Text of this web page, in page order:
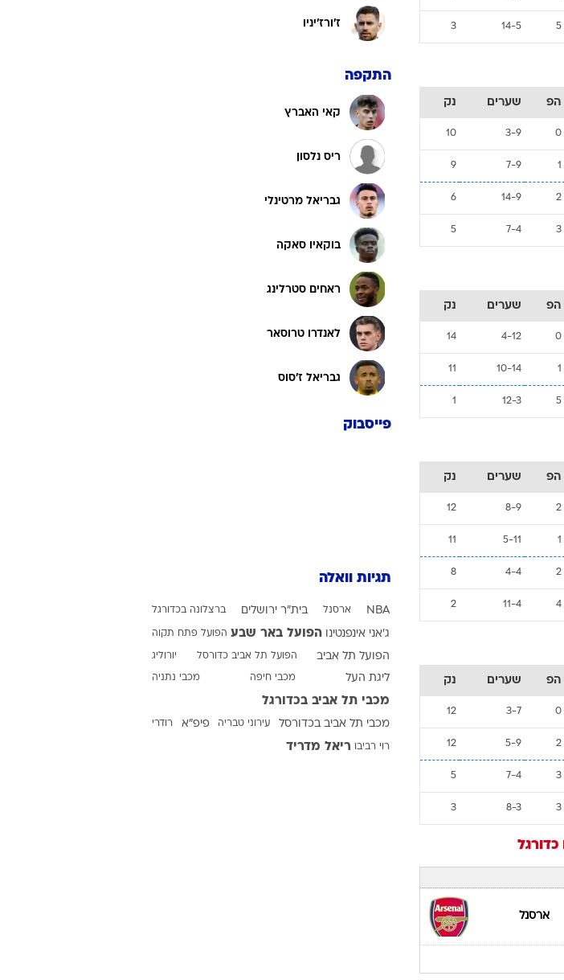
5
14-5
3
הפ שערים נק
0
3-9
10
1
7-9
9
2
14-9
6
3
7-4
5
הפ שערים נק
0
4-12
14
1
10-14
11
5
12-3
1
הפ שערים נק
2
8-9
12
1
5-11
11
2
4-4
8
4
11-4
2
הפ שערים נק
0
3-7
12
2
5-9
12
3
7-4
5
3
8-3
3
כדורגל
ארסנל
ז'ורז'יניו
התקפה
קאי האברץ
ריס נלסון
גבריאל מרטינלי
בוקאיו סאקה
ראחים סטרלינג
לאנדרו טרוסאר
גבריאל ז'סוס
פייסבוק
תגיות וואלה
NBA ארסנל בית"ר ירושלים ברצלונה בכדורגל
ג'אני אינפנטינו הפועל באר שבע הפועל פתח תקוה
הפועל תל אביב הפועל תל אביב כדורסל יורוליג
ליגת העל מכבי חיפה מכבי נתניה
מכבי תל אביב בכדורגל
מכבי תל אביב בכדורסל עירוני טבריה פיפ"א רודרי
רוי רביבו ריאל מדריד